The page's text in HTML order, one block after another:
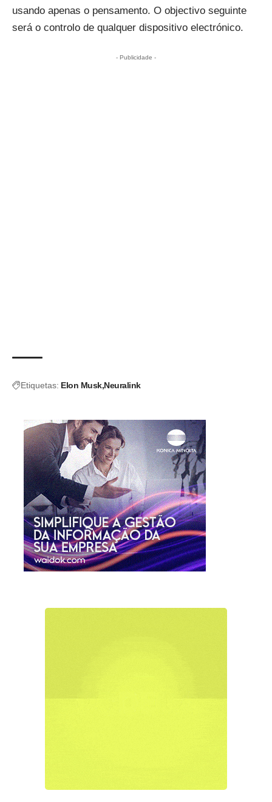
usando apenas o pensamento. O objectivo seguinte
será o controlo de qualquer dispositivo electrónico.
- Publicidade -
Etiquetas: Elon Musk Neuralink